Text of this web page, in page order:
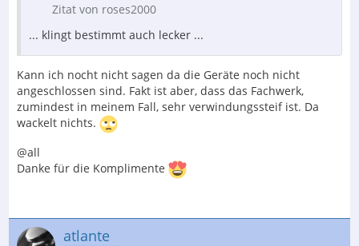
Zitat von roses2000
... klingt bestimmt auch lecker ...
Kann ich nocht nicht sagen da die Geräte noch nicht
angeschlossen sind. Fakt ist aber, dass das Fachwerk,
zumindest in meinem Fall, sehr verwindungssteif ist. Da
wackelt nichts.
@all
Danke für die Komplimente
atlante